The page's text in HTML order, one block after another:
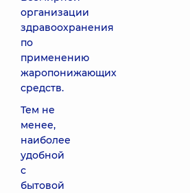
организации
здравоохранения
по
применению
жаропонижающих
средств.
Тем не
менее,
наиболее
удобной
с
бытовой